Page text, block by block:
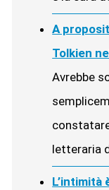
A
Tolkien
Avrebbe
letteraria
L’intimità